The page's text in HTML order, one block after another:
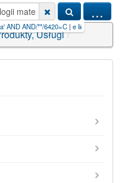
...
**/6420=C|e liquidy|
Usługi /